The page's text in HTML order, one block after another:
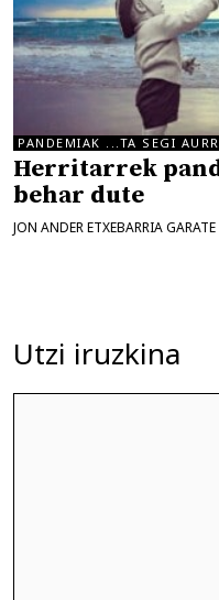
PANDEMIAK ...TA SEGI
Herritarrek
behar dute
JON ANDER ETXEBARRIA GARATE
Utzi iruzkina